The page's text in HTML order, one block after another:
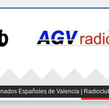
Españoles de Valencia |